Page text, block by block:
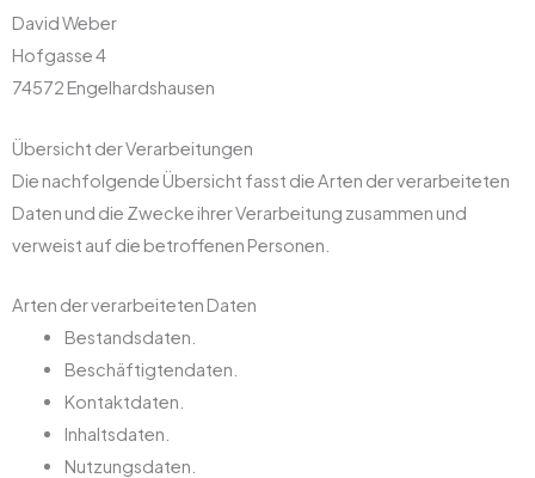
David Weber
Hofgasse 4
74572 Engelhardshausen
Übersicht der Verarbeitungen
Die nachfolgende Übersicht fasst die Arten der verarbeiteten
Daten und die Zwecke ihrer Verarbeitung zusammen und
verweist auf die betroffenen Personen.
Arten der verarbeiteten Daten
Bestandsdaten.
Beschäftigtendaten.
Kontaktdaten.
Inhaltsdaten.
Nutzungsdaten.